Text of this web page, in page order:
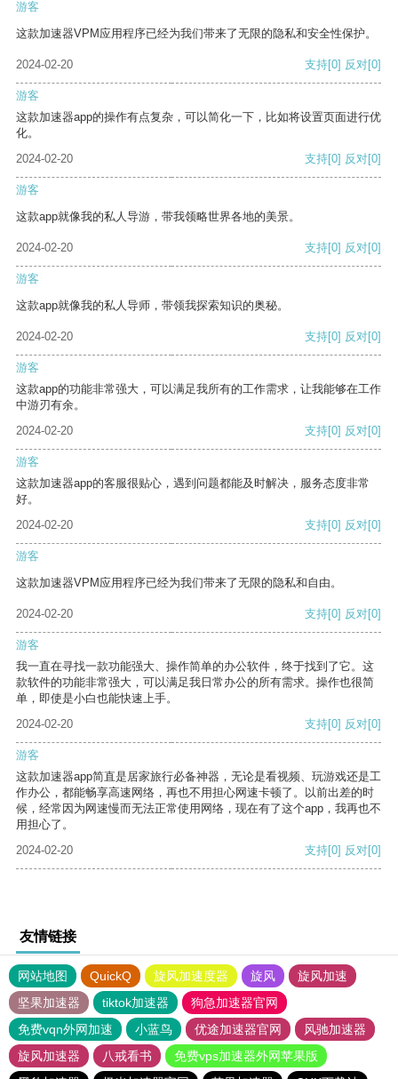
游客
这款加速器VPM应用程序已经为我们带来了无限的隐私和安全性保护。
2024-02-20 支持[0] 反对[0]
游客
这款加速器app的操作有点复杂，可以简化一下，比如将设置页面进行优
化。
2024-02-20
支持[0] 反对[0]
游客
这款app就像我的私人导游，带我领略世界各地的美景。
2024-02-20 支持[0] 反对[0]
游客
这款app就像我的私人导师，带领我探索知识的奥秘。
2024-02-20 支持[0] 反对[0]
游客
这款app的功能非常强大，可以满足我所有的工作需求，让我能够在工作
中游刃有余。
2024-02-20
支持[0] 反对[0]
游客
这款加速器app的客服很贴心，遇到问题都能及时解决，服务态度非常
好。
2024-02-20
支持[0] 反对[0]
游客
这款加速器VPM应用程序已经为我们带来了无限的隐私和自由。
2024-02-20 支持[0] 反对[0]
游客
我一直在寻找一款功能强大、操作简单的办公软件，终于找到了它。这
款软件的功能非常强大，可以满足我日常办公的所有需求。操作也很简
单，即使是小白也能快速上手。
2024-02-20
支持[0] 反对[0]
游客
这款加速器app简直是居家旅行必备神器，无论是看视频、玩游戏还是工
作办公，都能畅享高速网络，再也不用担心网速卡顿了。以前出差的时
候，经常因为网速慢而无法正常使用网络，现在有了这个app，我再也不
用担心了。
2024-02-20
支持[0] 反对[0]
友情链接
网站地图 QuickQ 旋风加速度器 旋风
旋风加速
坚果加速器
tiktok加速器
狗急加速器官网
免费vqn外网加速
小蓝鸟 优途加速器官网
风驰加速器
旋风加速器
八戒看书
免费vps加速器外网苹果版